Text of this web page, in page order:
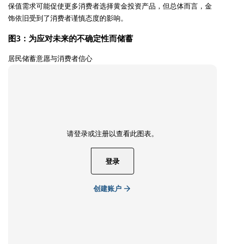
保值需求可能促使更多消费者选择黄金投资产品，但总体而言，金
饰依旧受到了消费者谨慎态度的影响。
图3：为应对未来的不确定性而储蓄
居民储蓄意愿与消费者信心
请登录或注册以查看此图表。
登录
创建账户